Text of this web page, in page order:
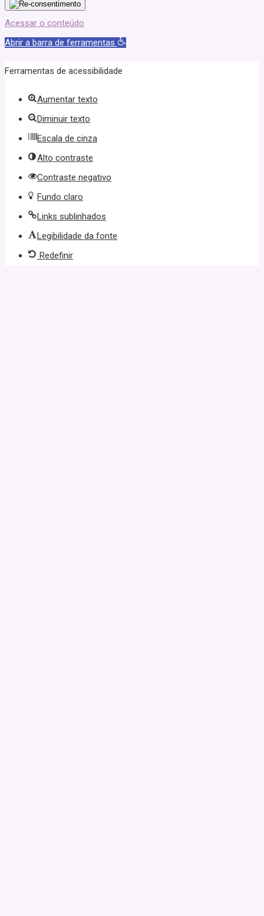
Acessar o conteúdo
Abrir a barra de ferramentas
Ferramentas de acessibilidade
Aumentar texto
Diminuir texto
Escala de cinza
Alto contraste
Contraste negativo
Fundo claro
Links sublinhados
Legibilidade da fonte
Redefinir